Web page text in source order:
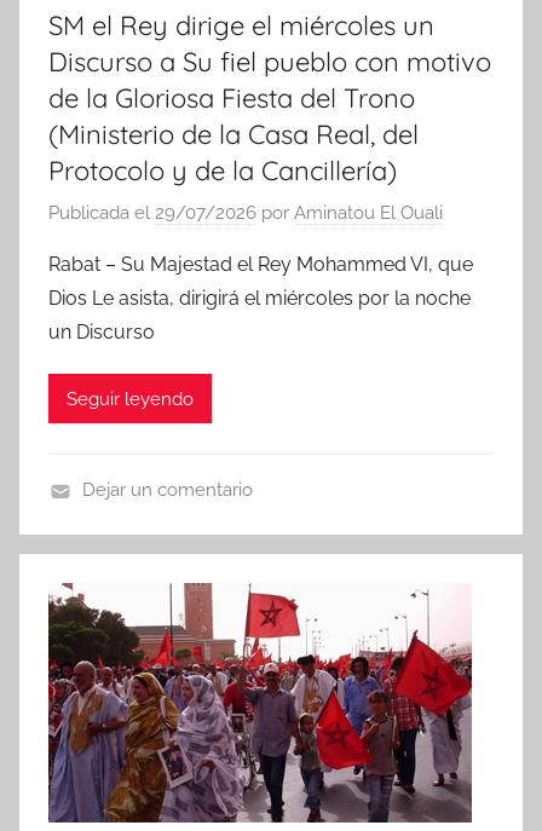
SM el Rey dirige el miércoles un
Discurso a Su fiel pueblo con motivo
de la Gloriosa Fiesta del Trono
(Ministerio de la Casa Real, del
Protocolo y de la Cancillería)
Publicada el 29/07/2026 por Aminatou El Ouali
Rabat – Su Majestad el Rey Mohammed VI, que
Dios Le asista, dirigirá el miércoles por la noche
un Discurso
Seguir leyendo
o
i
c
i
a
s
Dejar un comentario